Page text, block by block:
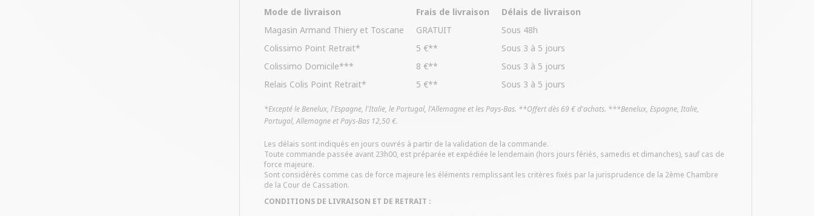
Mode de livraison Frais de livraison
Délais de livraison
Magasin Armand Thiery et Toscane
GRATUIT
Sous 48h
Colissimo Point Retrait*
5 €**
Sous 3 à 5 jours
Colissimo Domicile***
8 €**
Sous 3 à 5 jours
Relais Colis Point Retrait*
5 €** Sous 3 à 5 jours
*Excepté le Benelux, l'Espagne, l'Italie, le Portugal, l'Allemagne et les Pays‑Bas. **Offert dès 69 € d'achats. ***Benelux, Espagne, Italie,
Portugal, Allemagne et Pays‑Bas 12,50 €.
Les délais sont indiqués en jours ouvrés à partir de la validation de la commande.
Toute commande passée avant 23h00, est préparée et expédiée le lendemain (hors jours fériés, samedis et dimanches), sauf cas de
force majeure.
Sont considérés comme cas de force majeure les éléments remplissant les critères fixés par la jurisprudence de la 2ème Chambre
de la Cour de Cassation.
CONDITIONS DE LIVRAISON ET DE RETRAIT :